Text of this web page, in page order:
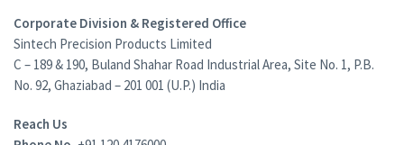
Corporate Division & Registered Office
Sintech Precision Products Limited
C – 189 & 190, Buland Shahar Road Industrial Area, Site No. 1, P.B.
No. 92, Ghaziabad – 201 001 (U.P.) India
Reach Us